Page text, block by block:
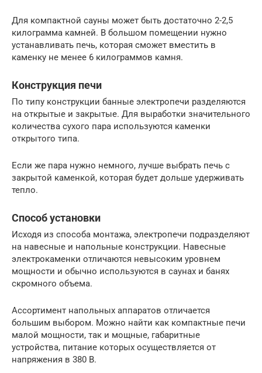
Для компактной сауны может быть достаточно 2-2,5
килограмма камней. В большом помещении нужно
устанавливать печь, которая сможет вместить в
каменку не менее 6 килограммов камня.
Конструкция печи
По типу конструкции банные электропечи разделяются
на открытые и закрытые. Для выработки значительного
количества сухого пара используются каменки
открытого типа.
Если же пара нужно немного, лучше выбрать печь с
закрытой каменкой, которая будет дольше удерживать
тепло.
Способ установки
Исходя из способа монтажа, электропечи подразделяют
на навесные и напольные конструкции. Навесные
электрокаменки отличаются невысоким уровнем
мощности и обычно используются в саунах и банях
скромного объема.
Ассортимент напольных аппаратов отличается
большим выбором. Можно найти как компактные печи
малой мощности, так и мощные, габаритные
устройства, питание которых осуществляется от
напряжения в 380 В.